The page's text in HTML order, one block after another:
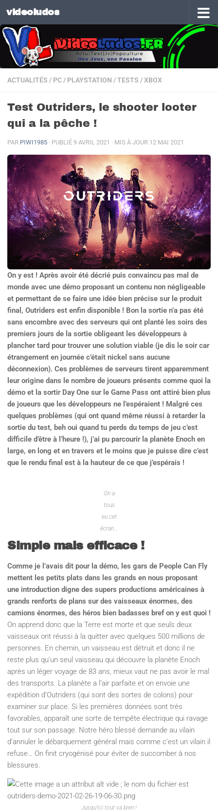
Skip to content
videoludos
ACTUALITÉS / PC/ PLAYSTATION /TESTS /XBOX
Test Outriders, le shooter looter
qui a la pêche !
PAR PIWI1985 · PUBLIÉ 9 AVRIL 2021 · MIS À JOUR 12 MAI 2021
On y est ! Après avoir été décrié puis convaincu pas mal de
monde avec une démo proposant un contenu non négligeable
et permettant de se faire une idée bien précise sur le produit
final, Outriders est enfin disponible ! Bon la sortie n’a pas été
sans encombre avec des serveurs qui ont planté les soirs des
premiers jours de la sortie obligeant les développeurs à
plancher tard pour trouver une solution viable (je dis le soir car
étrangement en journée c’était nickel sans aucune
déconnexion). Ces problèmes de serveurs tirent apparemment
leur origine dans le nombre de joueurs présents comme quoi la
démo et la sortir Day One sur le Game Pass ont attiré bien plus
de joueurs que les développeurs ne l’espéraient ! Malgré ces
quelques problèmes (qui ont quand même réussi à retarder la
sortie du test, beh oui quand tu perds du temps de jeu c’est
difficile d’être à l’heure !), j’ai pu parcourir la planète Enoch en
large, en long et en travers et le moins que je puisse dire c’est
que le rendu final est à la hauteur de ce que j’espérais !
On a
tous
eu cet
écran…
Simple mais efficace !
Comme je l’avais dit pour la démo, les gars de People Can Fly
mettent les petits plats dans les grands en nous proposant
une introduction digne des supers productions américaines à
grands renforts de plans sur des vaisseaux énormes, des
camions énormes, des héros bien badasses bref on y est quoi !
On apprend donc que la Terre est morte et que seuls deux
vaisseaux ont réussi à la quitter avec quelques 500 millions de
personnes. En chemin, un vaisseau est détruit et donc il ne
reste plus qu’un seul vaisseau qui découvre la planète Enoch
après un léger voyage de 83 ans, mieux vaut ne pas avoir le mal
des transports. La planète a l’air parfaite et on envoie une
expédition d’Outriders (qui sont des sortes de colons) pour
examiner sur place. Si les premières données sont très
favorables, apparaît une sorte de tempête électrique qui ravage
tout sur son passage. Notre héro blessé demande au vilain
d’annuler le débarquement général mais comme c’est un vilain il
refuse… On finit cryogénisé pour éviter de succomber à nos
blessures.
Jusqu’ici tout va bien !